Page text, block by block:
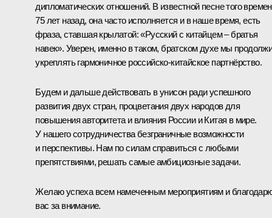
дипломатических отношений. В известной песне того
75 лет назад, она часто исполняется и в наше время, есть
фраза, ставшая крылатой: «Русский с китайцем – братья
навек». Уверен, именно в таком, братском духе мы
укреплять гармоничное российско-китайское партнёрство.
Будем и дальше действовать в унисон ради успешного
развития двух стран, процветания двух народов для
повышения авторитета и влияния России и Китая в мире.
У нашего сотрудничества безграничные возможности
и перспективы. Нам по силам справиться с любыми
препятствиями, решать самые амбициозные задачи.
Желаю успеха всем намеченным мероприятиям и
вас за внимание.